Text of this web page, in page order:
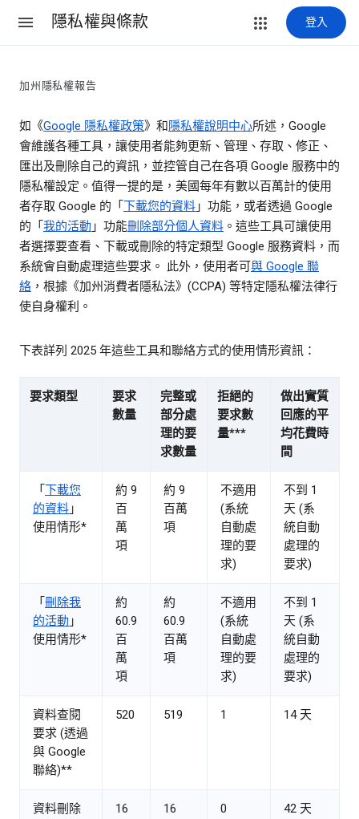
隱私權與條款 登入
加州隱私權報告
如《Google 隱私權政策》和隱私權說明中心所述，Google
會維護各種工具，讓使用者能夠更新、管理、存取、修正、
匯出及刪除自己的資訊，並控管自己在各項 Google 服務中的
隱私權設定。值得一提的是，美國每年有數以百萬計的使用
者存取 Google 的「 下載您的資料 」功能，或者透過 Google
的「 我的活動 」功能刪除部分個人資料 。這些工具可讓使用
者選擇要查看、下載或刪除的特定類型 Google 服務資料，而
系統會自動處理這些要求。 此外，使用者可與 Google 聯
絡 ，根據《加州消費者隱私法》(CCPA) 等特定隱私權法律行
使自身權利。
下表詳列 2025 年這些工具和聯絡方式的使用情形資訊：
要求類型
要求
數量
完整或
部分處
理的要
求數量
拒絕的
要求數
量***
做出實質
回應的平
均花費時
間
「 下載您
的資料 」
使用情形*
約 9
百
萬
項
約 9
百萬
項
不適用
(系統
自動處
理的要
求)
不到 1
天 (系
統自動
處理的
要求)
「 刪除我
的活動 」
使用情形*
約
60.9
百
萬
項
約
60.9
百萬
項
不適用
(系統
自動處
理的要
求)
不到 1
天 (系
統自動
處理的
要求)
資料查閱
要求 (透過
與 Google
聯絡)**
520 519 1 14 天
資料刪除
16 16 0 42 天